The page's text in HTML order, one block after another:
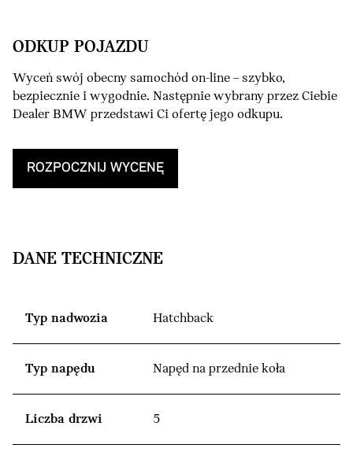
ODKUP POJAZDU
Wyceń swój obecny samochód on-line – szybko,
bezpiecznie i wygodnie. Następnie wybrany przez Ciebie
Dealer BMW przedstawi Ci ofertę jego odkupu.
ROZPOCZNIJ WYCENĘ
DANE TECHNICZNE
Typ nadwozia Hatchback
Typ napędu Napęd na przednie koła
Liczba drzwi 5